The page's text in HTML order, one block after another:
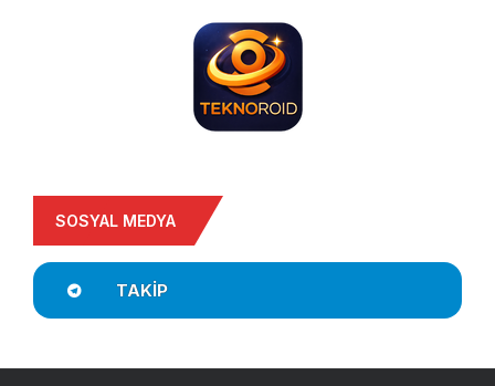
SOSYAL MEDYA
TAKIP